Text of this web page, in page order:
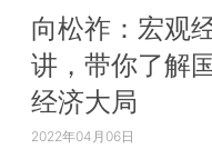
向松祚：宏观
讲，带你了解
经济大局
2022年04月06日